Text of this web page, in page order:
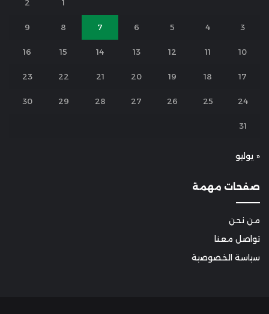
1
2
3
4
5
6
7
8
9
10
11
12
13
14
15
16
17
18
19
20
21
22
23
24
25
26
27
28
29
30
31
« يوليو
صفحات مهمة
من نحن
تواصل معنا
سياسة الخصوصية